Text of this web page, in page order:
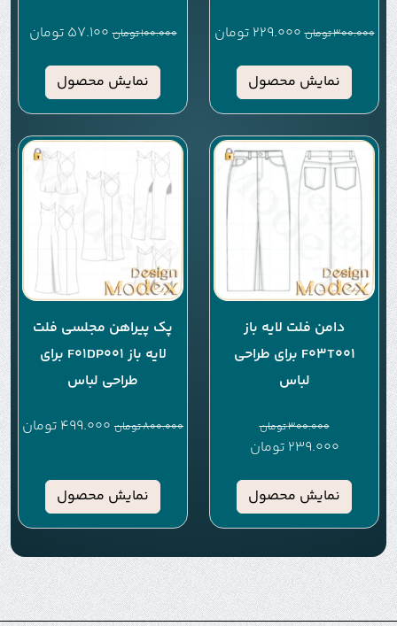
300.000تومان 229.000 تومان
نمایش محصول
100.000تومان 57.100 تومان
نمایش محصول
دامن فلت لایه باز
F03T001 برای طراحی
لباس
300.000تومان
239.000 تومان
نمایش محصول
پک پیراهن مجلسی فلت
لایه باز F01DP001 برای
طراحی لباس
800.000تومان 499.000 تومان
نمایش محصول